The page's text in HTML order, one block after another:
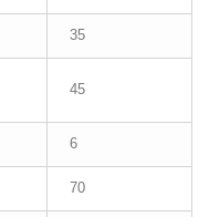
35
45
6
70